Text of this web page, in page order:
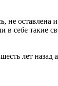
не оставлена
себе такие
лет назад